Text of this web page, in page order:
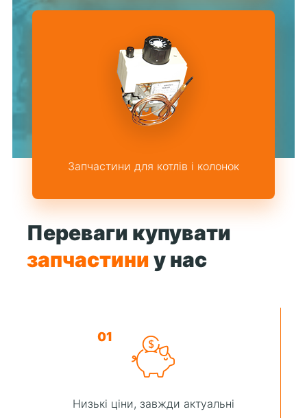
Запчастини для котлів і колонок
Переваги купувати
запчастиниу нас
01
Низькі ціни, завжди актуальні